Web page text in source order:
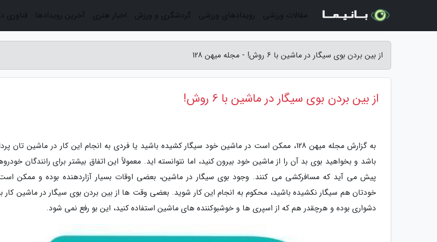
از بین بردن بوی سیگار در ماشین با 6 روش! - مجله میهن 128
از بین بردن بوی سیگار در ماشین با 6 روش!
به گزارش مجله میهن 128، ممکن است در ماشین خود سیگار کشیده باشید یا فردی به انجام این کار در ماشین تان
باشد و بخواهید بوی بد آن را از ماشین خود بیرون کنید، اما نتوانسته اید. معمولاً این اتفاق بیشتر برای رانندگان
پیش می آید که مسافرکشی می کنند. وجود بوی سیگار در ماشین، بعضی اوقات بسیار آزاردهنده بوده و ممکن
خودتان هم سیگار نکشیده باشید، محکوم به انجام این کار شوید. بعضی وقت ها از بین بردن بوی سیگار در ماشین کار
دشواری بوده و هرچقدر هم که از اسپری ها و خوشبوکننده های ماشین استفاده کنید، این بو رفع نمی شود.
مقالات ورزشی رویدادهای ورزشی گردشگری و ورزش اخبار هنری آخرین رویدادها فناوری